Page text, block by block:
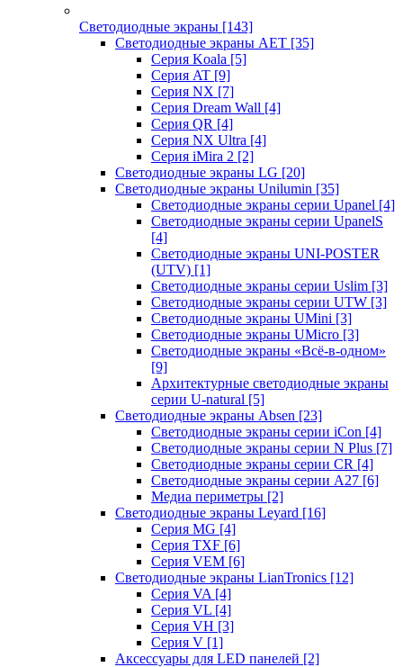
Светодиодные экраны [143]
Светодиодные экраны AET [35]
Cерия Koala [5]
Серия AT [9]
Серия NX [7]
Серия Dream Wall [4]
Серия QR [4]
Серия NX Ultra [4]
Серия iMira 2 [2]
Светодиодные экраны LG [20]
Светодиодные экраны Unilumin [35]
Светодиодные экраны серии Upanel [4]
Светодиодные экраны серии UpanelS
[4]
Светодиодные экраны UNI-POSTER
(UTV) [1]
Светодиодные экраны серии Uslim [3]
Светодиодные экраны серии UTW [3]
Светодиодные экраны UMini [3]
Светодиодные экраны UMicro [3]
Светодиодные экраны «Всё-в-одном»
[9]
Архитектурные светодиодные экраны
серии U-natural [5]
Светодиодные экраны Absen [23]
Светодиодные экраны серии iCon [4]
Светодиодные экраны серии N Plus [7]
Светодиодные экраны серии CR [4]
Светодиодные экраны серии А27 [6]
Медиа периметры [2]
Светодиодные экраны Leyard [16]
Серия MG [4]
Серия TXF [6]
Серия VEM [6]
Светодиодные экраны LianTronics [12]
Серия VA [4]
Серия VL [4]
Серия VH [3]
Серия V [1]
Аксессуары для LED панелей [2]